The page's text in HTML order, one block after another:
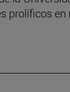
prolíficos